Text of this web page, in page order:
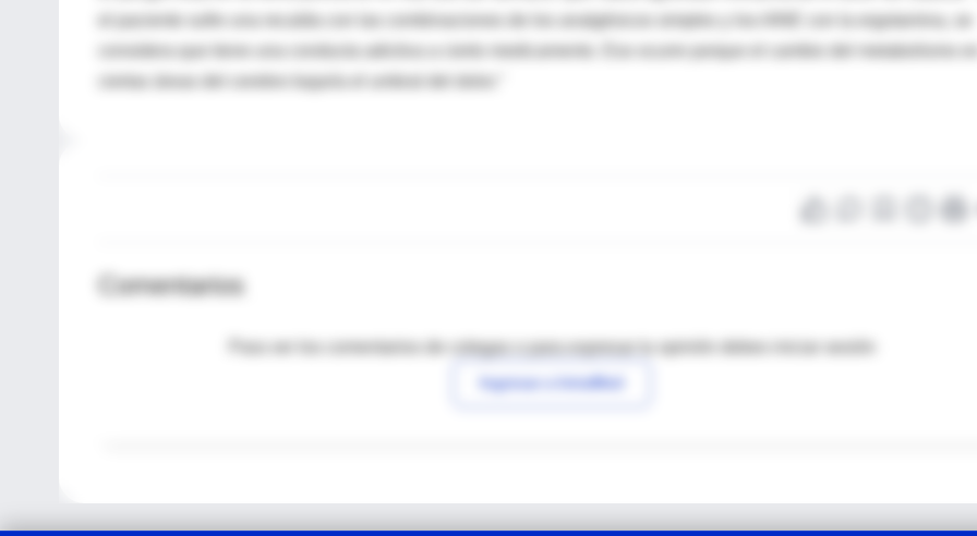
el paciente sufre una recaída con las combinaciones de los analgésicos simples y los AINE con la ergotamina, se
Comentarios
Para ver los comentarios de colegas o para expresar tu opinión debes iniciar sesión
Ingresar a IntraMed